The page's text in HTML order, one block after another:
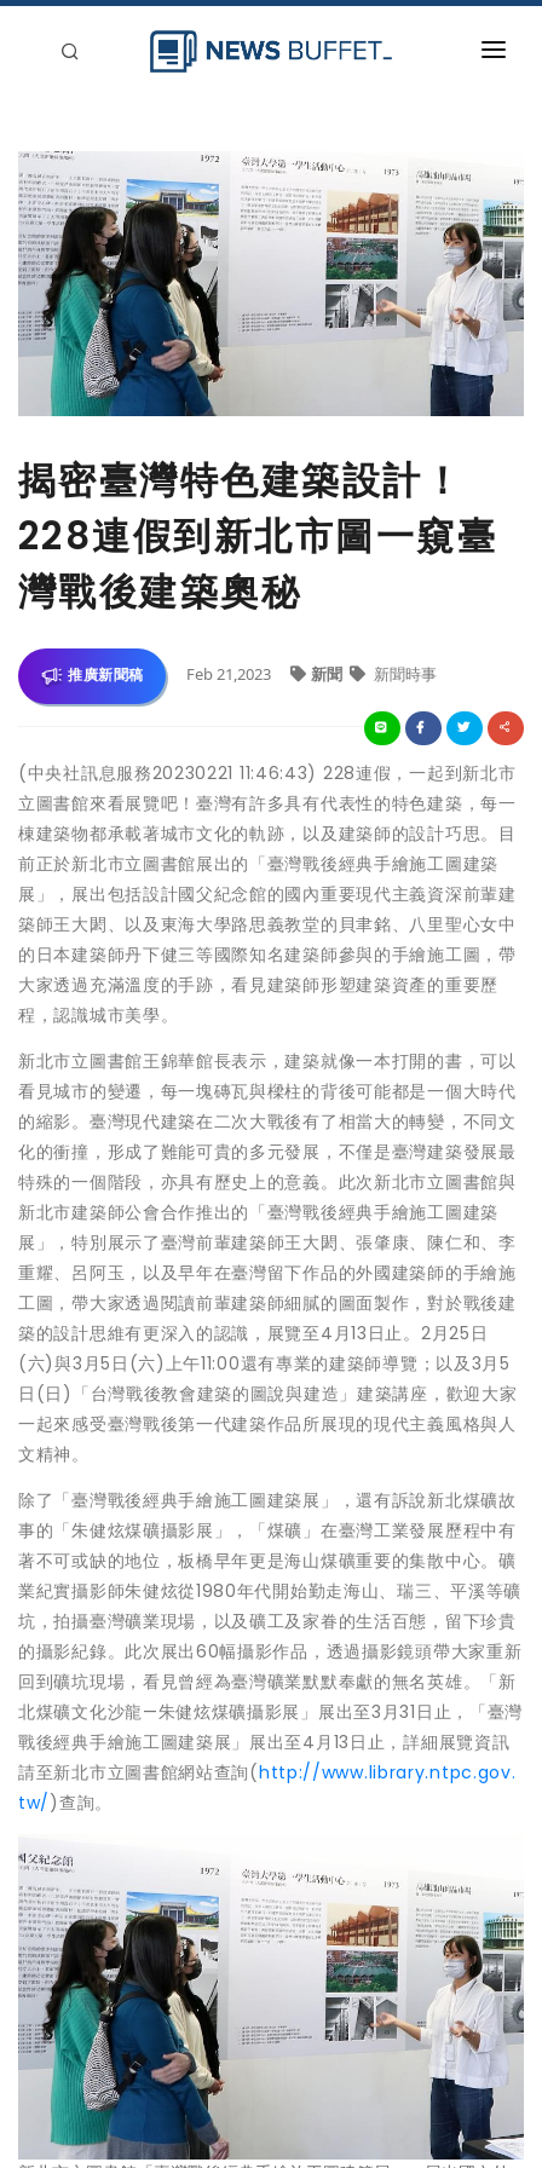
新聞稿分類
登入
刊登
揭密臺灣特色建築設計！
228連假到新北市圖一窺臺
灣戰後建築奧秘
推廣新聞稿 Feb 21,2023 新聞 新聞時事
(中央社訊息服務20230221 11:46:43) 228連假，一起到新北市
立圖書館來看展覽吧！臺灣有許多具有代表性的特色建築，每一
棟建築物都承載著城市文化的軌跡，以及建築師的設計巧思。目
前正於新北市立圖書館展出的「臺灣戰後經典手繪施工圖建築
展」，展出包括設計國父紀念館的國內重要現代主義資深前輩建
築師王大閎、以及東海大學路思義教堂的貝聿銘、八里聖心女中
的日本建築師丹下健三等國際知名建築師參與的手繪施工圖，帶
大家透過充滿溫度的手跡，看見建築師形塑建築資產的重要歷
程，認識城市美學。
新北市立圖書館王錦華館長表示，建築就像一本打開的書，可以
看見城市的變遷，每一塊磚瓦與樑柱的背後可能都是一個大時代
的縮影。臺灣現代建築在二次大戰後有了相當大的轉變，不同文
化的衝撞，形成了難能可貴的多元發展，不僅是臺灣建築發展最
特殊的一個階段，亦具有歷史上的意義。此次新北市立圖書館與
新北市建築師公會合作推出的「臺灣戰後經典手繪施工圖建築
展」，特別展示了臺灣前輩建築師王大閎、張肇康、陳仁和、李
重耀、呂阿玉，以及早年在臺灣留下作品的外國建築師的手繪施
工圖，帶大家透過閱讀前輩建築師細膩的圖面製作，對於戰後建
築的設計思維有更深入的認識，展覽至4月13日止。2月25日
(六)與3月5日(六)上午11:00還有專業的建築師導覽；以及3月5
日(日)「台灣戰後教會建築的圖說與建造」建築講座，歡迎大家
一起來感受臺灣戰後第一代建築作品所展現的現代主義風格與人
文精神。
除了「臺灣戰後經典手繪施工圖建築展」，還有訴說新北煤礦故
事的「朱健炫煤礦攝影展」，「煤礦」在臺灣工業發展歷程中有
著不可或缺的地位，板橋早年更是海山煤礦重要的集散中心。礦
業紀實攝影師朱健炫從1980年代開始勤走海山、瑞三、平溪等礦
坑，拍攝臺灣礦業現場，以及礦工及家眷的生活百態，留下珍貴
的攝影紀錄。此次展出60幅攝影作品，透過攝影鏡頭帶大家重新
回到礦坑現場，看見曾經為臺灣礦業默默奉獻的無名英雄。「新
北煤礦文化沙龍—朱健炫煤礦攝影展」展出至3月31日止，「臺灣
戰後經典手繪施工圖建築展」展出至4月13日止，詳細展覽資訊
請至新北市立圖書館網站查詢(http://www.library.ntpc.gov.
tw/)查詢。